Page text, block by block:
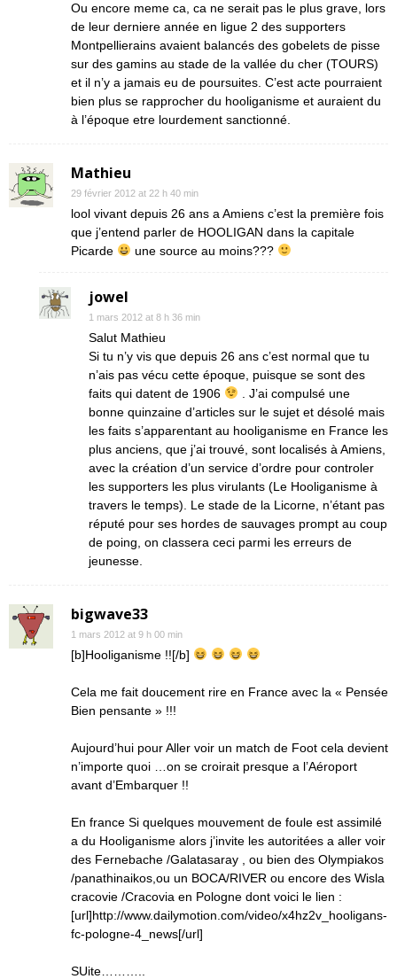
Ou encore meme ca, ca ne serait pas le plus grave, lors
de leur derniere année en ligue 2 des supporters
Montpellierains avaient balancés des gobelets de pisse
sur des gamins au stade de la vallée du cher (TOURS)
et il n’y a jamais eu de poursuites. C’est acte pourraient
bien plus se rapprocher du hooliganisme et auraient du
à l’époque etre lourdement sanctionné.
Mathieu
29 février 2012 at 22 h 40 min
lool vivant depuis 26 ans a Amiens c’est la première fois
que j’entend parler de HOOLIGAN dans la capitale
Picarde
une source au moins???
jowel
1 mars 2012 at 8 h 36 min
Salut Mathieu
Si tu n’y vis que depuis 26 ans c’est normal que tu
n’ais pas vécu cette époque, puisque se sont des
faits qui datent de 1906
. J’ai compulsé une
bonne quinzaine d’articles sur le sujet et désolé mais
les faits s’apparentant au hooliganisme en France les
plus anciens, que j’ai trouvé, sont localisés à Amiens,
avec la création d’un service d’ordre pour controler
les supporters les plus virulants (Le Hooliganisme à
travers le temps). Le stade de la Licorne, n’étant pas
réputé pour ses hordes de sauvages prompt au coup
de poing, on classera ceci parmi les erreurs de
jeunesse.
bigwave33
1 mars 2012 at 9 h 00 min
[b]Hooliganisme !![/b]
Cela me fait doucement rire en France avec la « Pensée
Bien pensante » !!!
Aujourd’hui pour Aller voir un match de Foot cela devient
n’importe quoi …on se croirait presque a l’Aéroport
avant d’Embarquer !!
En france Si quelques mouvement de foule est assimilé
a du Hooliganisme alors j’invite les autoritées a aller voir
des Fernebache /Galatasaray , ou bien des Olympiakos
/panathinaikos,ou un BOCA/RIVER ou encore des Wisla
cracovie /Cracovia en Pologne dont voici le lien :
[url]http://www.dailymotion.com/video/x4hz2v_hooligans-
fc-pologne-4_news[/url]
SUite………..